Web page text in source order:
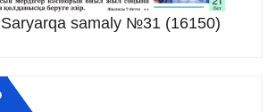
samaly №31 (16150)